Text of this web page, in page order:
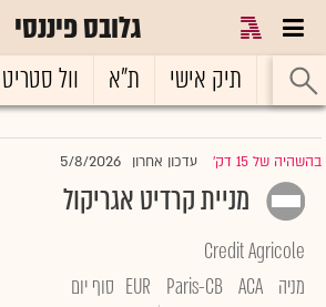
גלובס פיננסי
ראשי תיק אישי ת"א וול סטריט
בהשהיה של 15 דק' |עדכון אחרון 5/8/2026
מניית קרדיט אגריקול
Credit Agricole
מניה ACA
Paris-CB
EUR סוף יום